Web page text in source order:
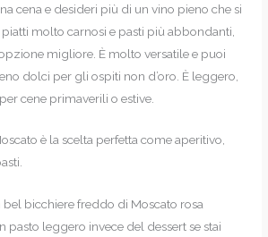
cena e desideri più di un vino pieno che si
molto carnosi e pasti più abbondanti,
migliore. È molto versatile e puoi
dolci per gli ospiti non d’oro. È leggero,
cene primaverili o estive.
è la scelta perfetta come aperitivo,
bel bicchiere freddo di Moscato rosa
pasto leggero invece del dessert se stai